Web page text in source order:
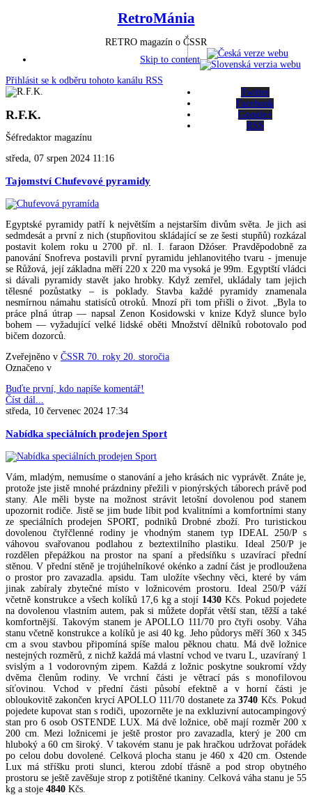
RetroMánia
RETRO magazín o ČSSR
Twitter
Facebook
Google+
RSS
Skip to content
Přihlásit se k odběru tohoto kanálu RSS
R.F.K.
Šéfredaktor magazínu
středa, 07 srpen 2024 11:16
Tajomství Chufevové pyramidy
Egyptské pyramidy patří k největším a nejstarším divům světa. Je jich asi
sedmdesát a první z nich (stupňovitou skládající se ze šesti stupňů) rozkázal
postavit kolem roku u 2700 př. nl. I. faraon Džóser. Pravděpodobně za
panování Snofreva postavili první pyramidu jehlanovitého tvaru - jmenuje
se Růžová, její základna měří 220 x 220 ma vysoká je 99m. Egyptští vládci
si dávali pyramidy stavět jako hrobky. Když zemřel, ukládaly tam jejich
tělesné pozůstatky – is poklady. Stavba každé pyramidy znamenala
nesmírnou námahu statisíců otroků. Mnozí při tom přišli o život. „Byla to
práce plná útrap — napsal Zenon Kosidowski v knize Když slunce bylo
bohem — vyžadující velké lidské oběti Množství dělníků robotovalo pod
bičem dozorců.
Zveřejněno v ČSSR 70. roky 20. storočia
Označeno v
Buďte první, kdo napíše komentář!
Číst dál...
středa, 10 červenec 2024 17:34
Nabídka speciálních prodejen Sport
Vám, mladým, nemusíme o stanování a jeho krásách nic vyprávět. Znáte je,
protože jste jistě mnohé prázdniny přežili v pionýrských táborech právě pod
stany. Ale měli byste na možnost strávit letošní dovolenou pod stanem
upozornit rodiče. Jistě se jim bude líbit pod kvalitními a komfortními stany
ze speciálních prodejen SPORT, podniků Drobné zboží. Pro turistickou
dovolenou čtyřčlenné rodiny je vhodným stanem typ IDEAL 250/P s
váhovou svařovanou podlahou z beztextilního plastiku. Ideal 250/P je
rozdělen přepážkou na prostor na spaní a předsíňku s uzavírací přední
stěnou. V přední stěně je trojúhelníkové okénko a zadní část je prodloužena
o prostor pro zavazadla. apsidu. Tam uložíte všechny věci, které by vám
jinak zabíraly zbytečné místo v ložnicovém prostoru. Ideal 250/P váží
včetně konstrukce a všech kolíků 17,6 kg a stojí 1430Kčs. Pokud pojedete
na dovolenou vlastním autem, pak si můžete dopřát větší stan, těžší a také
komfortnější. Takovým stanem je APOLLO 111/70 pro čtyři osoby. Váha
stanu včetně konstrukce a kolíků je asi 40 kg. Jeho půdorys měří 360 x 345
cm a svou stavbou připomíná spíše malou pěknou chatu. Má dvě ložnice
nestejných rozměrů, z nichž každá má vlastní vchod ve tvaru L, uzavíraný 1
svislým a 1 vodorovným zipem. Každá z ložnic poskytne soukromí vždy
dvěma členům rodiny. Ve vrchní části je větrací pás s monofilovou
síťovinou. Vchod v přední části působí efektně a v horní části je
obloukovitě zakončen krycí APOLLO 111/70 dostanete za3740 Kčs. Pokud
pojedete kupovat stan s rodiči, upozorněte je na exkluzivní autocampingový
stan pro 6 osob OSTENDE LUX. Má dvě ložnice, obě mají rozměr 200 x
200 cm. Mezi ložnicemi je ještě prostor pro zavazadla, který je 200 cm
hluboký a 60 cm široký. V takovém stanu je pak hračkou udržovat pořádek
po celou dobu dovolené. Celková plocha stanu je 460 x 420 cm. Ostende
Lux má stříšku proti slunci, kterou zdobí třásně a pod strop obytného
prostoru se ještě zavěšuje strop z potištěné tkaniny. Celková váha stanu je 55
kg a stoje 4840 Kčs.